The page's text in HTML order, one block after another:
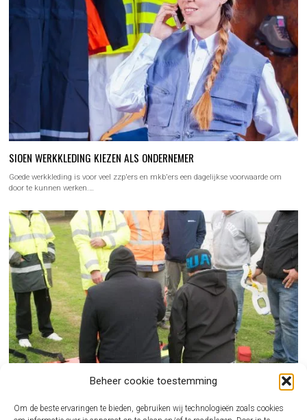
Beheer cookie toestemming
Om de beste ervaringen te bieden, gebruiken wij technologieën zoals cookies
SIOEN WERKKLEDING KIEZEN ALS ONDERNEMER
Goede werkkleding is voor veel zzp'ers en mkb'ers een dagelijkse voorwaarde om
door te kunnen werken.…